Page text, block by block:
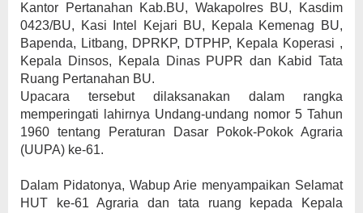
Kantor Pertanahan Kab.BU, Wakapolres BU, Kasdim
0423/BU, Kasi Intel Kejari BU, Kepala Kemenag BU,
Bapenda, Litbang, DPRKP, DTPHP, Kepala Koperasi ,
Kepala Dinsos, Kepala Dinas PUPR dan Kabid Tata
Ruang Pertanahan BU.
Upacara tersebut dilaksanakan dalam rangka
memperingati lahirnya Undang-undang nomor 5 Tahun
1960 tentang Peraturan Dasar Pokok-Pokok Agraria
(UUPA) ke-61.
Dalam Pidatonya, Wabup Arie menyampaikan Selamat
HUT ke-61 Agraria dan tata ruang kepada Kepala